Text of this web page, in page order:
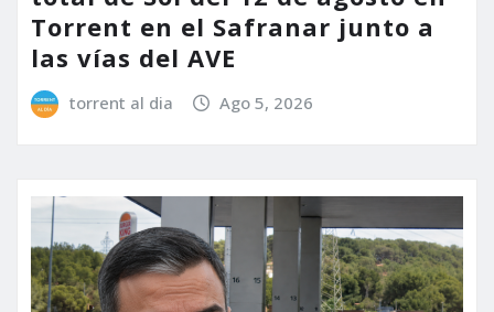
Torrent en el Safranar junto a
las vías del AVE
torrent al dia Ago 5, 2026